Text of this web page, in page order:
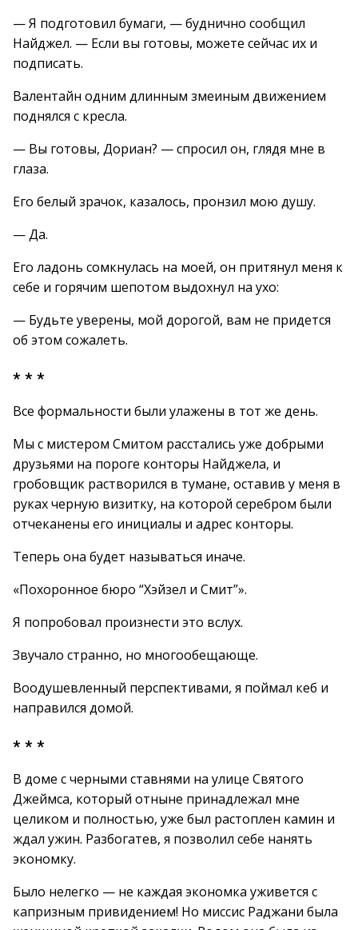
— Я подготовил бумаги, — буднично сообщил
Найджел. — Если вы готовы, можете сейчас их и
подписать.
Валентайн одним длинным змеиным движением
поднялся с кресла.
— Вы готовы, Дориан? — спросил он, глядя мне в
глаза.
Его белый зрачок, казалось, пронзил мою душу.
— Да.
Его ладонь сомкнулась на моей, он притянул меня к
себе и горячим шепотом выдохнул на ухо:
— Будьте уверены, мой дорогой, вам не придется
об этом сожалеть.
* * *
Все формальности были улажены в тот же день.
Мы с мистером Смитом расстались уже добрыми
друзьями на пороге конторы Найджела, и
гробовщик растворился в тумане, оставив у меня в
руках черную визитку, на которой серебром были
отчеканены его инициалы и адрес конторы.
Теперь она будет называться иначе.
«Похоронное бюро “Хэйзел и Смит”».
Я попробовал произнести это вслух.
Звучало странно, но многообещающе.
Воодушевленный перспективами, я поймал кеб и
направился домой.
* * *
В доме с черными ставнями на улице Святого
Джеймса, который отныне принадлежал мне
целиком и полностью, уже был растоплен камин и
ждал ужин. Разбогатев, я позволил себе нанять
экономку.
Было нелегко — не каждая экономка уживется с
капризным привидением! Но миссис Раджани была